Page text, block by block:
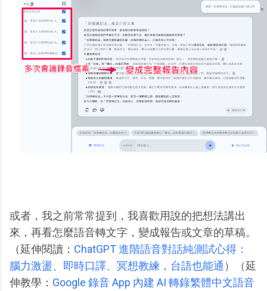
或者，我之前常常提到，我喜歡用說的把想法講出
來，再看怎麼語音轉文字，變成報告或文章的草稿。
（延伸閱讀： ChatGPT 進階語音對話純測試心得：
腦力激盪、即時口譯、冥想教練，台語也能通 ）（延
伸教學： Google 錄音 App 內建 AI 轉錄繁體中文語音